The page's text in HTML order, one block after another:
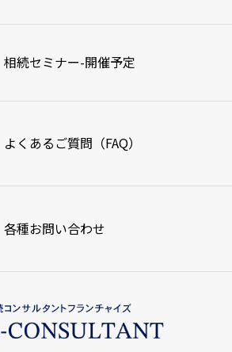
相続セミナー-開催予定
よくあるご質問（FAQ）
各種お問い合わせ